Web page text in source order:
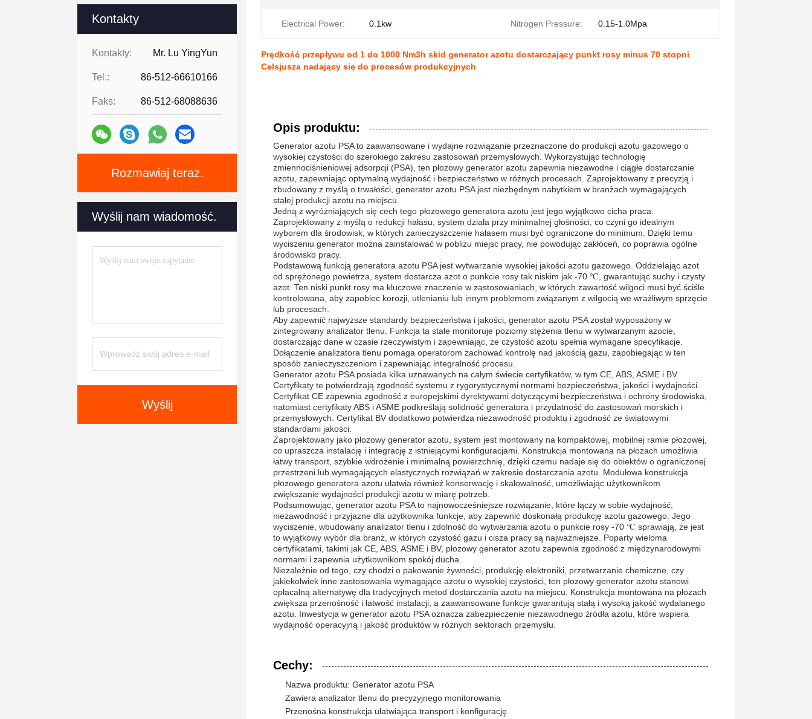
Kontakty
Kontakty: Mr. Lu YingYun
Tel.: 86-512-66610166
Faks: 86-512-68088636
Rozmawiaj teraz.
Wyślij nam wiadomość.
Wyślij
Electrical Power: 0.1kw Nitrogen Pressure: 0.15-1.0Mpa
Prędkość przepływu od 1 do 1000 Nm3h skid generator azotu dostarczający punkt rosy minus 70 stopni
Celsjusza nadający się do procesów produkcyjnych
Opis produktu:
Generator azotu PSA to zaawansowane i wydajne rozwiązanie przeznaczone do produkcji azotu gazowego o
wysokiej czystości do szerokiego zakresu zastosowań przemysłowych. Wykorzystując technologię
zmiennociśnieniowej adsorpcji (PSA), ten płozowy generator azotu zapewnia niezawodne i ciągłe dostarczanie
azotu, zapewniając optymalną wydajność i bezpieczeństwo w różnych procesach. Zaprojektowany z precyzją i
zbudowany z myślą o trwałości, generator azotu PSA jest niezbędnym nabytkiem w branżach wymagających
stałej produkcji azotu na miejscu.
Jedną z wyróżniających się cech tego płozowego generatora azotu jest jego wyjątkowo cicha praca.
Zaprojektowany z myślą o redukcji hałasu, system działa przy minimalnej głośności, co czyni go idealnym
wyborem dla środowisk, w których zanieczyszczenie hałasem musi być ograniczone do minimum. Dzięki temu
wyciszeniu generator można zainstalować w pobliżu miejsc pracy, nie powodując zakłóceń, co poprawia ogólne
środowisko pracy.
Podstawową funkcją generatora azotu PSA jest wytwarzanie wysokiej jakości azotu gazowego. Oddzielając azot
od sprężonego powietrza, system dostarcza azot o punkcie rosy tak niskim jak -70 ℃, gwarantując suchy i czysty
azot. Ten niski punkt rosy ma kluczowe znaczenie w zastosowaniach, w których zawartość wilgoci musi być ściśle
kontrolowana, aby zapobiec korozji, utlenianiu lub innym problemom związanym z wilgocią we wrażliwym sprzęcie
lub procesach.
Aby zapewnić najwyższe standardy bezpieczeństwa i jakości, generator azotu PSA został wyposażony w
zintegrowany analizator tlenu. Funkcja ta stale monitoruje poziomy stężenia tlenu w wytwarzanym azocie,
dostarczając dane w czasie rzeczywistym i zapewniając, że czystość azotu spełnia wymagane specyfikacje.
Dołączenie analizatora tlenu pomaga operatorom zachować kontrolę nad jakością gazu, zapobiegając w ten
sposób zanieczyszczeniom i zapewniając integralność procesu.
Generator azotu PSA posiada kilka uznawanych na całym świecie certyfikatów, w tym CE, ABS, ASME i BV.
Certyfikaty te potwierdzają zgodność systemu z rygorystycznymi normami bezpieczeństwa, jakości i wydajności.
Certyfikat CE zapewnia zgodność z europejskimi dyrektywami dotyczącymi bezpieczeństwa i ochrony środowiska,
natomiast certyfikaty ABS i ASME podkreślają solidność generatora i przydatność do zastosowań morskich i
przemysłowych. Certyfikat BV dodatkowo potwierdza niezawodność produktu i zgodność ze światowymi
standardami jakości.
Zaprojektowany jako płozowy generator azotu, system jest montowany na kompaktowej, mobilnej ramie płozowej,
co upraszcza instalację i integrację z istniejącymi konfiguracjami. Konstrukcja montowana na płozach umożliwia
łatwy transport, szybkie wdrożenie i minimalną powierzchnię, dzięki czemu nadaje się do obiektów o ograniczonej
przestrzeni lub wymagających elastycznych rozwiązań w zakresie dostarczania azotu. Modułowa konstrukcja
płozowego generatora azotu ułatwia również konserwację i skalowalność, umożliwiając użytkownikom
zwiększanie wydajności produkcji azotu w miarę potrzeb.
Podsumowując, generator azotu PSA to najnowocześniejsze rozwiązanie, które łączy w sobie wydajność,
niezawodność i przyjazne dla użytkownika funkcje, aby zapewnić doskonałą produkcję azotu gazowego. Jego
wyciszenie, wbudowany analizator tlenu i zdolność do wytwarzania azotu o punkcie rosy -70 ℃ sprawiają, że jest
to wyjątkowy wybór dla branż, w których czystość gazu i cisza pracy są najważniejsze. Poparty wieloma
certyfikatami, takimi jak CE, ABS, ASME i BV, płozowy generator azotu zapewnia zgodność z międzynarodowymi
normami i zapewnia użytkownikom spokój ducha.
Niezależnie od tego, czy chodzi o pakowanie żywności, produkcję elektroniki, przetwarzanie chemiczne, czy
jakiekolwiek inne zastosowania wymagające azotu o wysokiej czystości, ten płozowy generator azotu stanowi
opłacalną alternatywę dla tradycyjnych metod dostarczania azotu na miejscu. Konstrukcja montowana na płozach
zwiększa przenośność i łatwość instalacji, a zaawansowane funkcje gwarantują stałą i wysoką jakość wydalanego
azotu. Inwestycja w generator azotu PSA oznacza zabezpieczenie niezawodnego źródła azotu, które wspiera
wydajność operacyjną i jakość produktów w różnych sektorach przemysłu.
Cechy:
Nazwa produktu: Generator azotu PSA
Zawiera analizator tlenu do precyzyjnego monitorowania
Przenośna konstrukcja ułatwiająca transport i konfigurację